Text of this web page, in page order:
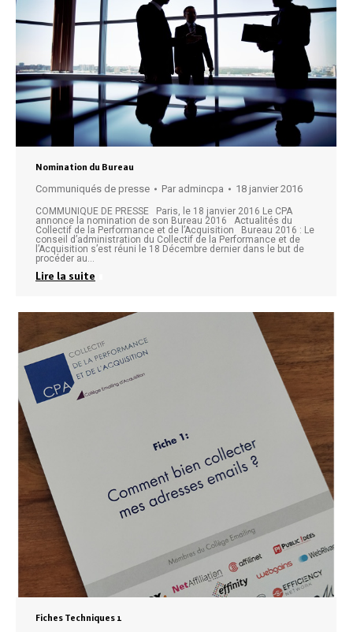
Nomination du Bureau
Communiqués de presse Par admincpa 18 janvier 2016
COMMUNIQUE DE PRESSE Paris, le 18 janvier 2016 Le CPA
annonce la nomination de son Bureau 2016 Actualités du
Collectif de la Performance et de l’Acquisition Bureau 2016 : Le
conseil d’administration du Collectif de la Performance et de
l’Acquisition s’est réuni le 18 Décembre dernier dans le but de
procéder au…
Lire la suite
Fiches Techniques 1